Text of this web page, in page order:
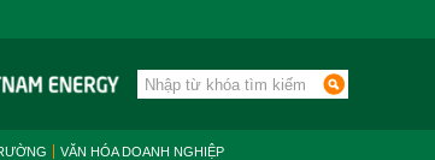
VĂN HÓA DOANH NGHIỆP